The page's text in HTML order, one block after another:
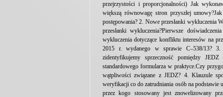
przejrzystości i proporcjonalności) Jak
większą równowagę stron przyszłej
postępowania? 2. Nowe przesłanki wykluczenia
przesłanki wykluczenia?Pierwsze
wykluczenia dotyczące konfliktu interesów na
2015 r. wydanego w sprawie C–538/13?
zidentyfikujemy sprzeczność pomiędzy
standardowego formularza w praktyce.Czy
wątpliwości związane z JEDZ? 4. Klauzule
weryfikacji co do zatrudniania osób na
przez kogo stosowany jest znowelizowany